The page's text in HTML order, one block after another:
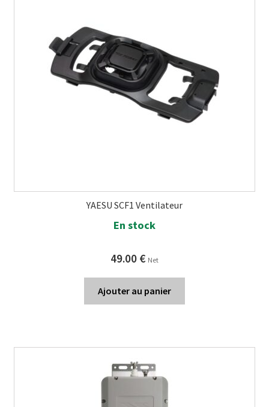
YAESU SCF1 Ventilateur
En stock
49.00 € Net
Ajouter au panier